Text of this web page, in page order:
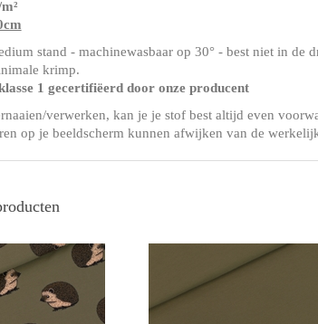
stand - machinewasbaar op 30° - best niet in de
krimp.
1 gecertifiëerd door onze producent
verwerken, kan je je stof best altijd even
op je beeldscherm kunnen afwijken van de